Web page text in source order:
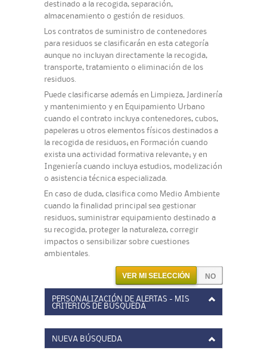
destinado a la recogida, separación,
almacenamiento o gestión de residuos.
Los contratos de suministro de contenedores
para residuos se clasificarán en esta categoría
aunque no incluyan directamente la recogida,
transporte, tratamiento o eliminación de los
residuos.
Puede clasificarse además en Limpieza, Jardinería
y mantenimiento y en Equipamiento Urbano
cuando el contrato incluya contenedores, cubos,
papeleras u otros elementos físicos destinados a
la recogida de residuos; en Formación cuando
exista una actividad formativa relevante; y en
Ingeniería cuando incluya estudios, modelización
o asistencia técnica especializada.
En caso de duda, clasifica como Medio Ambiente
cuando la finalidad principal sea gestionar
residuos, suministrar equipamiento destinado a
su recogida, proteger la naturaleza, corregir
impactos o sensibilizar sobre cuestiones
ambientales.
VER MI SELECCIÓN
PERSONALIZACIÓN DE ALERTAS - MIS
CRITERIOS DE BÚSQUEDA
NUEVA BÚSQUEDA